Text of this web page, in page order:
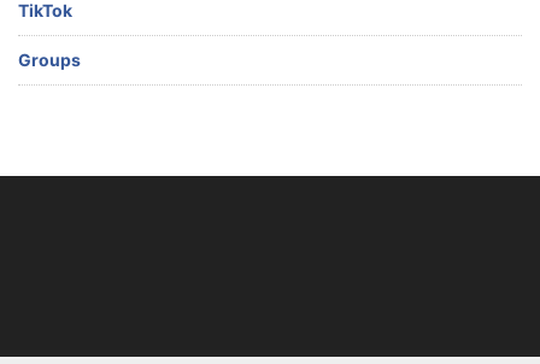
TikTok
Groups